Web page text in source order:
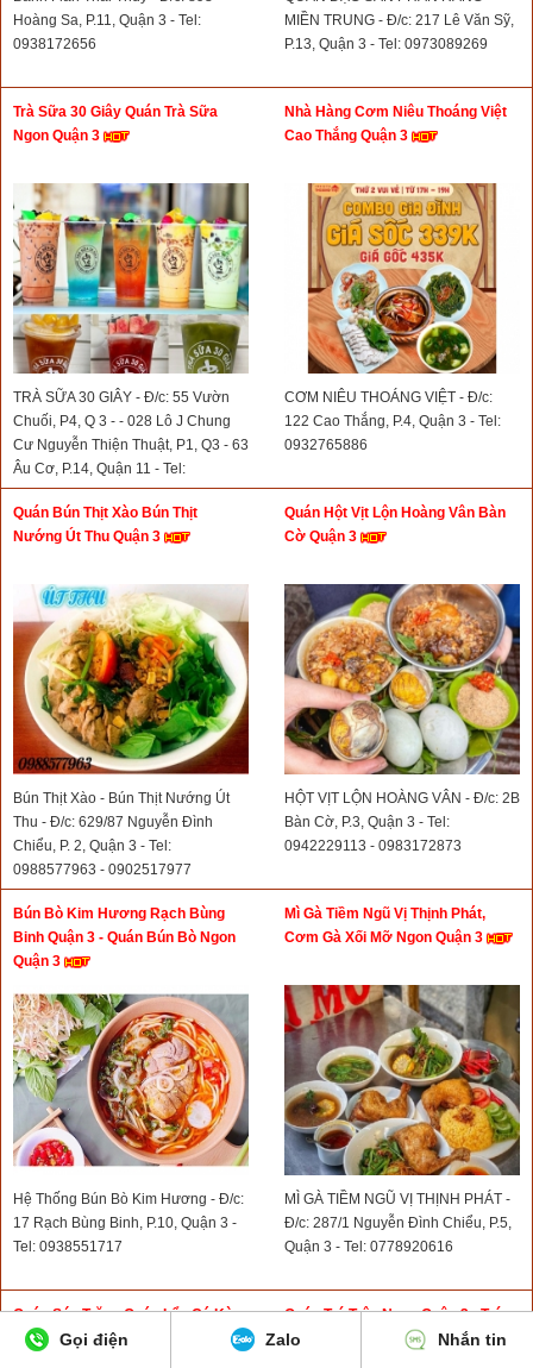
Hoàng Sa, P.11, Quận 3 - Tel:
0938172656
MIỀN TRUNG - Đ/c: 217 Lê Văn Sỹ,
P.13, Quận 3 - Tel: 0973089269
Trà Sữa 30 Giây Quán Trà Sữa
Ngon Quận 3
TRÀ SỮA 30 GIÂY - Đ/c: 55 Vườn
Chuối, P4, Q 3 - - 028 Lô J Chung
Cư Nguyễn Thiện Thuật, P1, Q3 - 63
Âu Cơ, P.14, Quận 11 - Tel:
0908766138
Nhà Hàng Cơm Niêu Thoáng Việt
Cao Thắng Quận 3
CƠM NIÊU THOÁNG VIỆT - Đ/c:
122 Cao Thắng, P.4, Quận 3 - Tel:
0932765886
Quán Bún Thịt Xào Bún Thịt
Nướng Út Thu Quận 3
Bún Thịt Xào - Bún Thịt Nướng Út
Thu - Đ/c: 629/87 Nguyễn Đình
Chiểu, P. 2, Quận 3 - Tel:
0988577963 - 0902517977
Quán Hột Vịt Lộn Hoàng Vân Bàn
Cờ Quận 3
HỘT VỊT LỘN HOÀNG VÂN - Đ/c: 2B
Bàn Cờ, P.3, Quận 3 - Tel:
0942229113 - 0983172873
Bún Bò Kim Hương Rạch Bùng
Binh Quận 3 - Quán Bún Bò Ngon
Quận 3
Hệ Thống Bún Bò Kim Hương - Đ/c:
17 Rạch Bùng Binh, P.10, Quận 3 -
Tel: 0938551717
Mì Gà Tiềm Ngũ Vị Thịnh Phát,
Cơm Gà Xối Mỡ Ngon Quận 3
MÌ GÀ TIỀM NGŨ VỊ THỊNH PHÁT -
Đ/c: 287/1 Nguyễn Đình Chiểu, P.5,
Quận 3 - Tel: 0778920616
Quán Sóc Trăng Quán Lẩu Cá Kèo
Ngon Ở Quận 3 - Quán Lẩu Cá Kèo
Quán Tré Trộn Ngon Quận 3 - Tré
Trộn 93A Rạch Bùng Binh Quận 3
Gọi điện Zalo Nhắn tin